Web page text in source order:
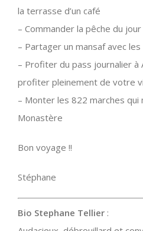
la terrasse d’un café
– Commander la pêche du
– Partager un mansaf avec
– Profiter du pass journalier à
profiter pleinement de votre
– Monter les 822 marches qui
Monastère
Bon voyage !!
Stéphane
Bio Stephane Tellier :